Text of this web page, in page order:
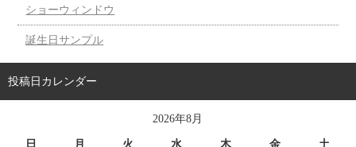
ショーウィンドウ
誕生日サンプル
投稿日カレンダー
2026年8月
日 月 火 水 木 金 土